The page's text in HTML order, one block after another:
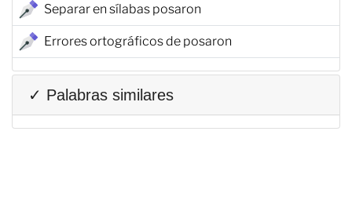
Separar en sílabas posaron
Errores ortográficos de posaron
✓ Palabras similares